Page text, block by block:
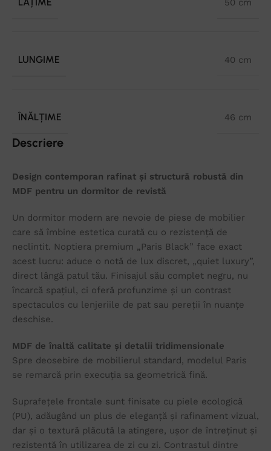
50 cm
LUNGIME 40 cm
ÎNĂLȚIME 46 cm
Descriere
Design contemporan rafinat și structură robustă din
MDF pentru un dormitor de revistă
Un dormitor modern are nevoie de piese de mobilier
care să îmbine estetica curată cu o rezistență de
neclintit. Noptiera premium „Paris Black” face exact
acest lucru: aduce o notă de lux discret, „quiet luxury”,
direct lângă patul tău. Finisajul său complet negru, nu
încarcă spațiul, ci oferă profunzime și un contrast
spectaculos cu lenjeriile de pat sau pereții în nuanțe
deschise.
MDF de înaltă calitate și detalii tridimensionale
Spre deosebire de mobilierul standard, modelul Paris
se remarcă prin execuția sa geometrică fină.
Suprafețele frontale sunt finisate cu piele ecologică
(PU), adăugând un plus de eleganță și rafinament vizual,
dar și o textură plăcută la atingere, ușor de întreținut și
rezistentă în utilizarea de zi cu zi. Contrastul dintre